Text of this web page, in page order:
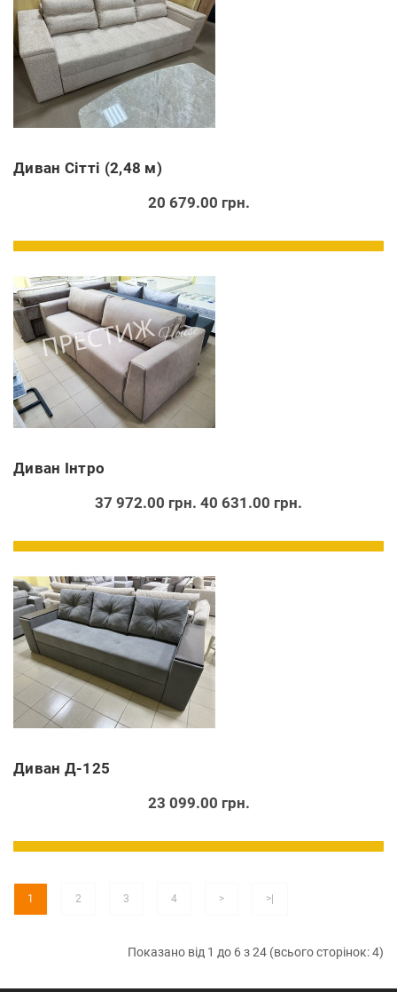
Диван Сітті (2,48 м)
20 679.00 грн.
Диван Інтро
37 972.00 грн. 40 631.00 грн.
Диван Д-125
23 099.00 грн.
1 2 3 4 > >|
Показано від 1 до 6 з 24 (всього сторінок: 4)